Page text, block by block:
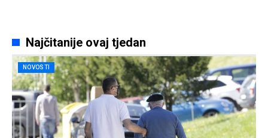
Najčitanije ovaj tjedan
NOVOSTI